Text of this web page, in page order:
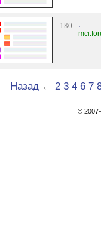
180 .
Назад← 2 3 4 6 7
©